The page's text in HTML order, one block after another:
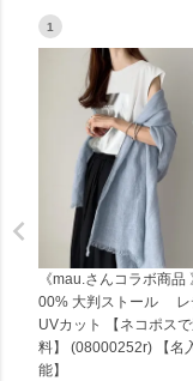
1
《mau.さんコラボ商品
00% 大判ストール レ
UVカット 【ネコポス
料】 (08000252r) 【名
能】